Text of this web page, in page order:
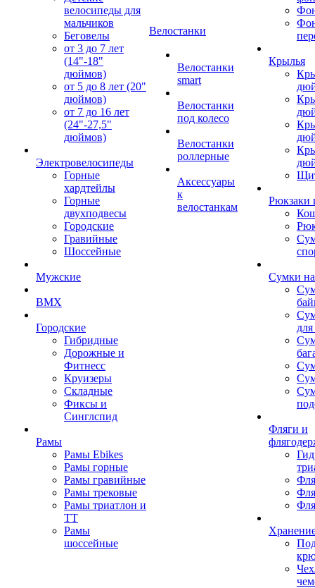
велосипеды для
мальчиков
Беговелы
от 3 до 7 лет
(14"-18"
дюймов)
от 5 до 8 лет (20"
дюймов)
от 7 до 16 лет
(24"-27,5"
дюймов)
Электровелосипеды
Горные
хардтейлы
Горные
двухподвесы
Городские
Гравийные
Шоссейные
Мужские
BMX
Городские
Гибридные
Дорожные и
Фитнесс
Круизеры
Складные
Фиксы и
Синглспид
Рамы
Рамы Ebikes
Рамы горные
Рамы гравийные
Рамы трековые
Рамы триатлон и
ТТ
Рамы
шоссейные
Велостанки
Велостанки
smart
Велостанки
под колесо
Велостанки
роллерные
Аксессуары
к
велостанкам
Крылья
Рюкзаки
Сумки
Фляги и